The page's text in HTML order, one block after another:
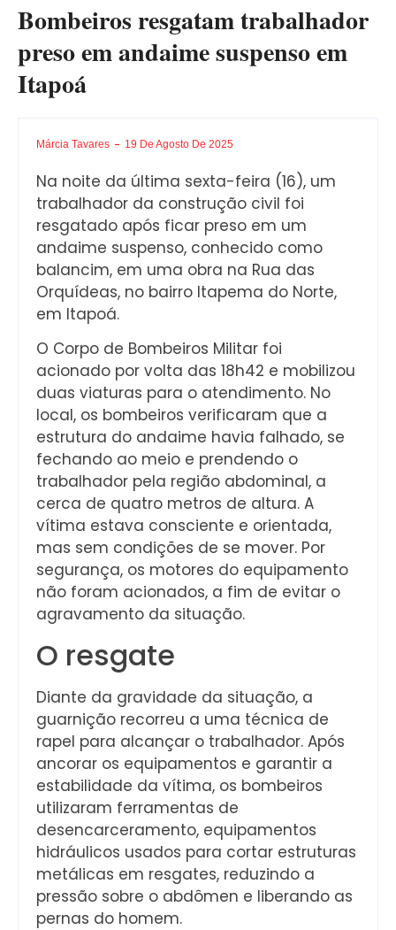
Bombeiros resgatam trabalhador
preso em andaime suspenso em
Itapoá
Márcia Tavares 19 De Agosto De 2025
Na noite da última sexta-feira (16), um
trabalhador da construção civil foi
resgatado após ficar preso em um
andaime suspenso, conhecido como
balancim, em uma obra na Rua das
Orquídeas, no bairro Itapema do Norte,
em Itapoá.
O Corpo de Bombeiros Militar foi
acionado por volta das 18h42 e mobilizou
duas viaturas para o atendimento. No
local, os bombeiros verificaram que a
estrutura do andaime havia falhado, se
fechando ao meio e prendendo o
trabalhador pela região abdominal, a
cerca de quatro metros de altura. A
vítima estava consciente e orientada,
mas sem condições de se mover. Por
segurança, os motores do equipamento
não foram acionados, a fim de evitar o
agravamento da situação.
O resgate
Diante da gravidade da situação, a
guarnição recorreu a uma técnica de
rapel para alcançar o trabalhador. Após
ancorar os equipamentos e garantir a
estabilidade da vítima, os bombeiros
utilizaram ferramentas de
desencarceramento, equipamentos
hidráulicos usados para cortar estruturas
metálicas em resgates, reduzindo a
pressão sobre o abdômen e liberando as
pernas do homem.